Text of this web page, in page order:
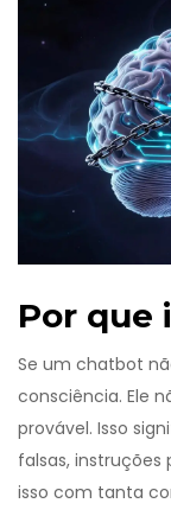
Por que
Se um chatbot
consciência. Ele
provável. Isso
falsas, instruções
isso com tanta